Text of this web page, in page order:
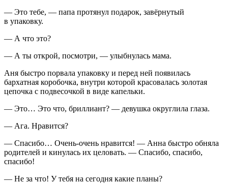
— Это тебе, — папа протянул подарок, завёрнутый
в упаковку.
— А что это?
— А ты открой, посмотри, — улыбнулась мама.
Аня быстро порвала упаковку и перед ней появилась
бархатная коробочка, внутри которой красовалась золотая
цепочка с подвесочкой в виде капельки.
— Это… Это что, бриллиант? — девушка округлила глаза.
— Ага. Нравится?
— Спасибо… Очень-очень нравится! — Анна быстро обняла
родителей и кинулась их целовать. — Спасибо, спасибо,
спасибо!
— Не за что! У тебя на сегодня какие планы?